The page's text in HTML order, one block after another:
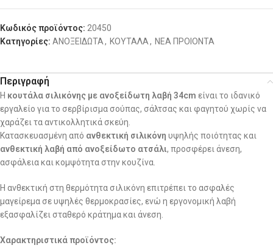
Κωδικός προϊόντος: 20450
Κατηγορίες: ΑΝΟΞΕΙΔΩΤΑ, ΚΟΥΤΑΛΑ, ΝΕΑ ΠΡΟΙΟΝΤΑ
Περιγραφή
Η κουτάλα σιλικόνης με ανοξείδωτη λαβή 34cm είναι το ιδανικό
εργαλείο για το σερβίρισμα σούπας, σάλτσας και φαγητού χωρίς να
χαράζει τα αντικολλητικά σκεύη.
Κατασκευασμένη από ανθεκτική σιλικόνη υψηλής ποιότητας και
ανθεκτική λαβή από ανοξείδωτο ατσάλι, προσφέρει άνεση,
ασφάλεια και κομψότητα στην κουζίνα.
Η ανθεκτική στη θερμότητα σιλικόνη επιτρέπει το ασφαλές
μαγείρεμα σε υψηλές θερμοκρασίες, ενώ η εργονομική λαβή
εξασφαλίζει σταθερό κράτημα και άνεση.
Χαρακτηριστικά προϊόντος: